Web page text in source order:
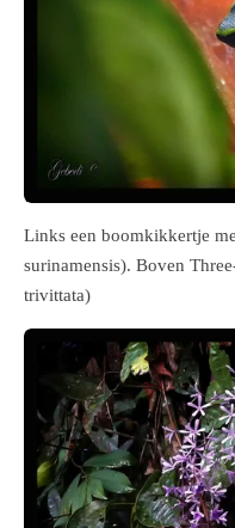
Links een boomkikkertje
surinamensis). Boven
trivittata)